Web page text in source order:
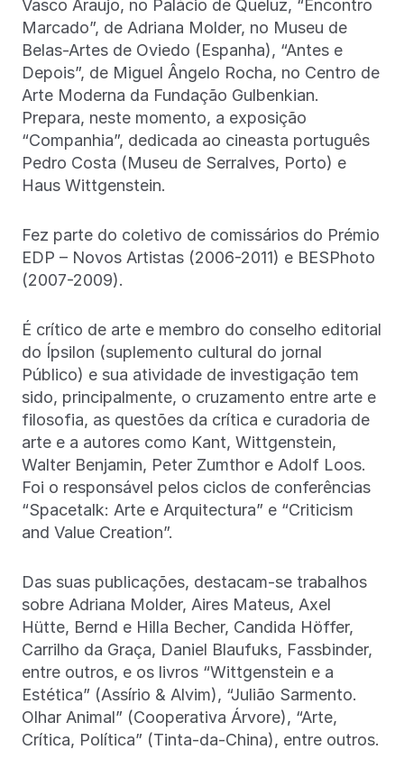
Vasco Araujo, no Palácio de Queluz, “Encontro
Marcado”, de Adriana Molder, no Museu de
Belas-Artes de Oviedo (Espanha), “Antes e
Depois”, de Miguel Ângelo Rocha, no Centro de
Arte Moderna da Fundação Gulbenkian.
Prepara, neste momento, a exposição
“Companhia”, dedicada ao cineasta português
Pedro Costa (Museu de Serralves, Porto) e
Haus Wittgenstein.
Fez parte do coletivo de comissários do Prémio
EDP – Novos Artistas (2006-2011) e BESPhoto
(2007-2009).
É crítico de arte e membro do conselho editorial
do Ípsilon (suplemento cultural do jornal
Público) e sua atividade de investigação tem
sido, principalmente, o cruzamento entre arte e
filosofia, as questões da crítica e curadoria de
arte e a autores como Kant, Wittgenstein,
Walter Benjamin, Peter Zumthor e Adolf Loos.
Foi o responsável pelos ciclos de conferências
“Spacetalk: Arte e Arquitectura” e “Criticism
and Value Creation”.
Das suas publicações, destacam-se trabalhos
sobre Adriana Molder, Aires Mateus, Axel
Hütte, Bernd e Hilla Becher, Candida Höffer,
Carrilho da Graça, Daniel Blaufuks, Fassbinder,
entre outros, e os livros “Wittgenstein e a
Estética” (Assírio & Alvim), “Julião Sarmento.
Olhar Animal” (Cooperativa Árvore), “Arte,
Crítica, Política” (Tinta-da-China), entre outros.